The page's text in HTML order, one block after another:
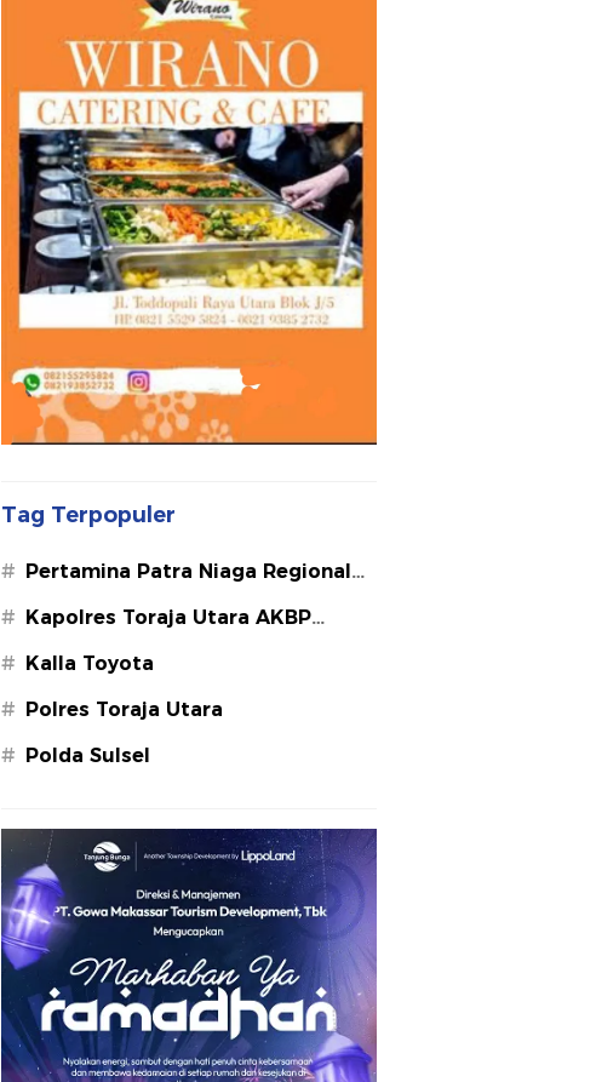
Tag Terpopuler
# Pertamina Patra Niaga Regional
# Kapolres Toraja Utara AKBP
M.Si
# Kalla Toyota
# Polres Toraja Utara
# Polda Sulsel